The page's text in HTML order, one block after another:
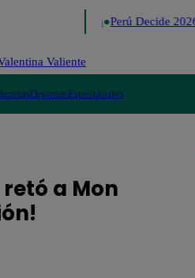
Perú Decide 2026
Valiente
DeportesEspectáculos
retó a Mon